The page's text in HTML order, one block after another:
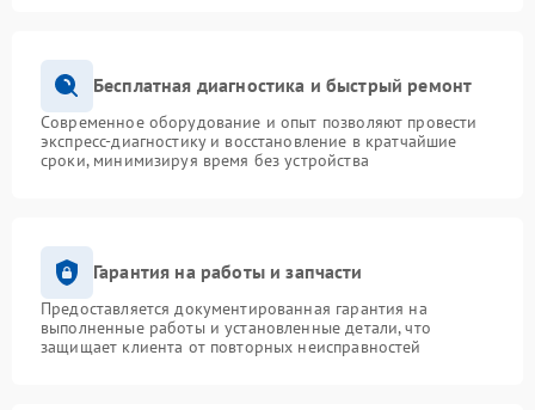
Бесплатная диагностика и быстрый ремонт
Современное оборудование и опыт позволяют провести
экспресс-диагностику и восстановление в кратчайшие
сроки, минимизируя время без устройства
Гарантия на работы и запчасти
Предоставляется документированная гарантия на
выполненные работы и установленные детали, что
защищает клиента от повторных неисправностей